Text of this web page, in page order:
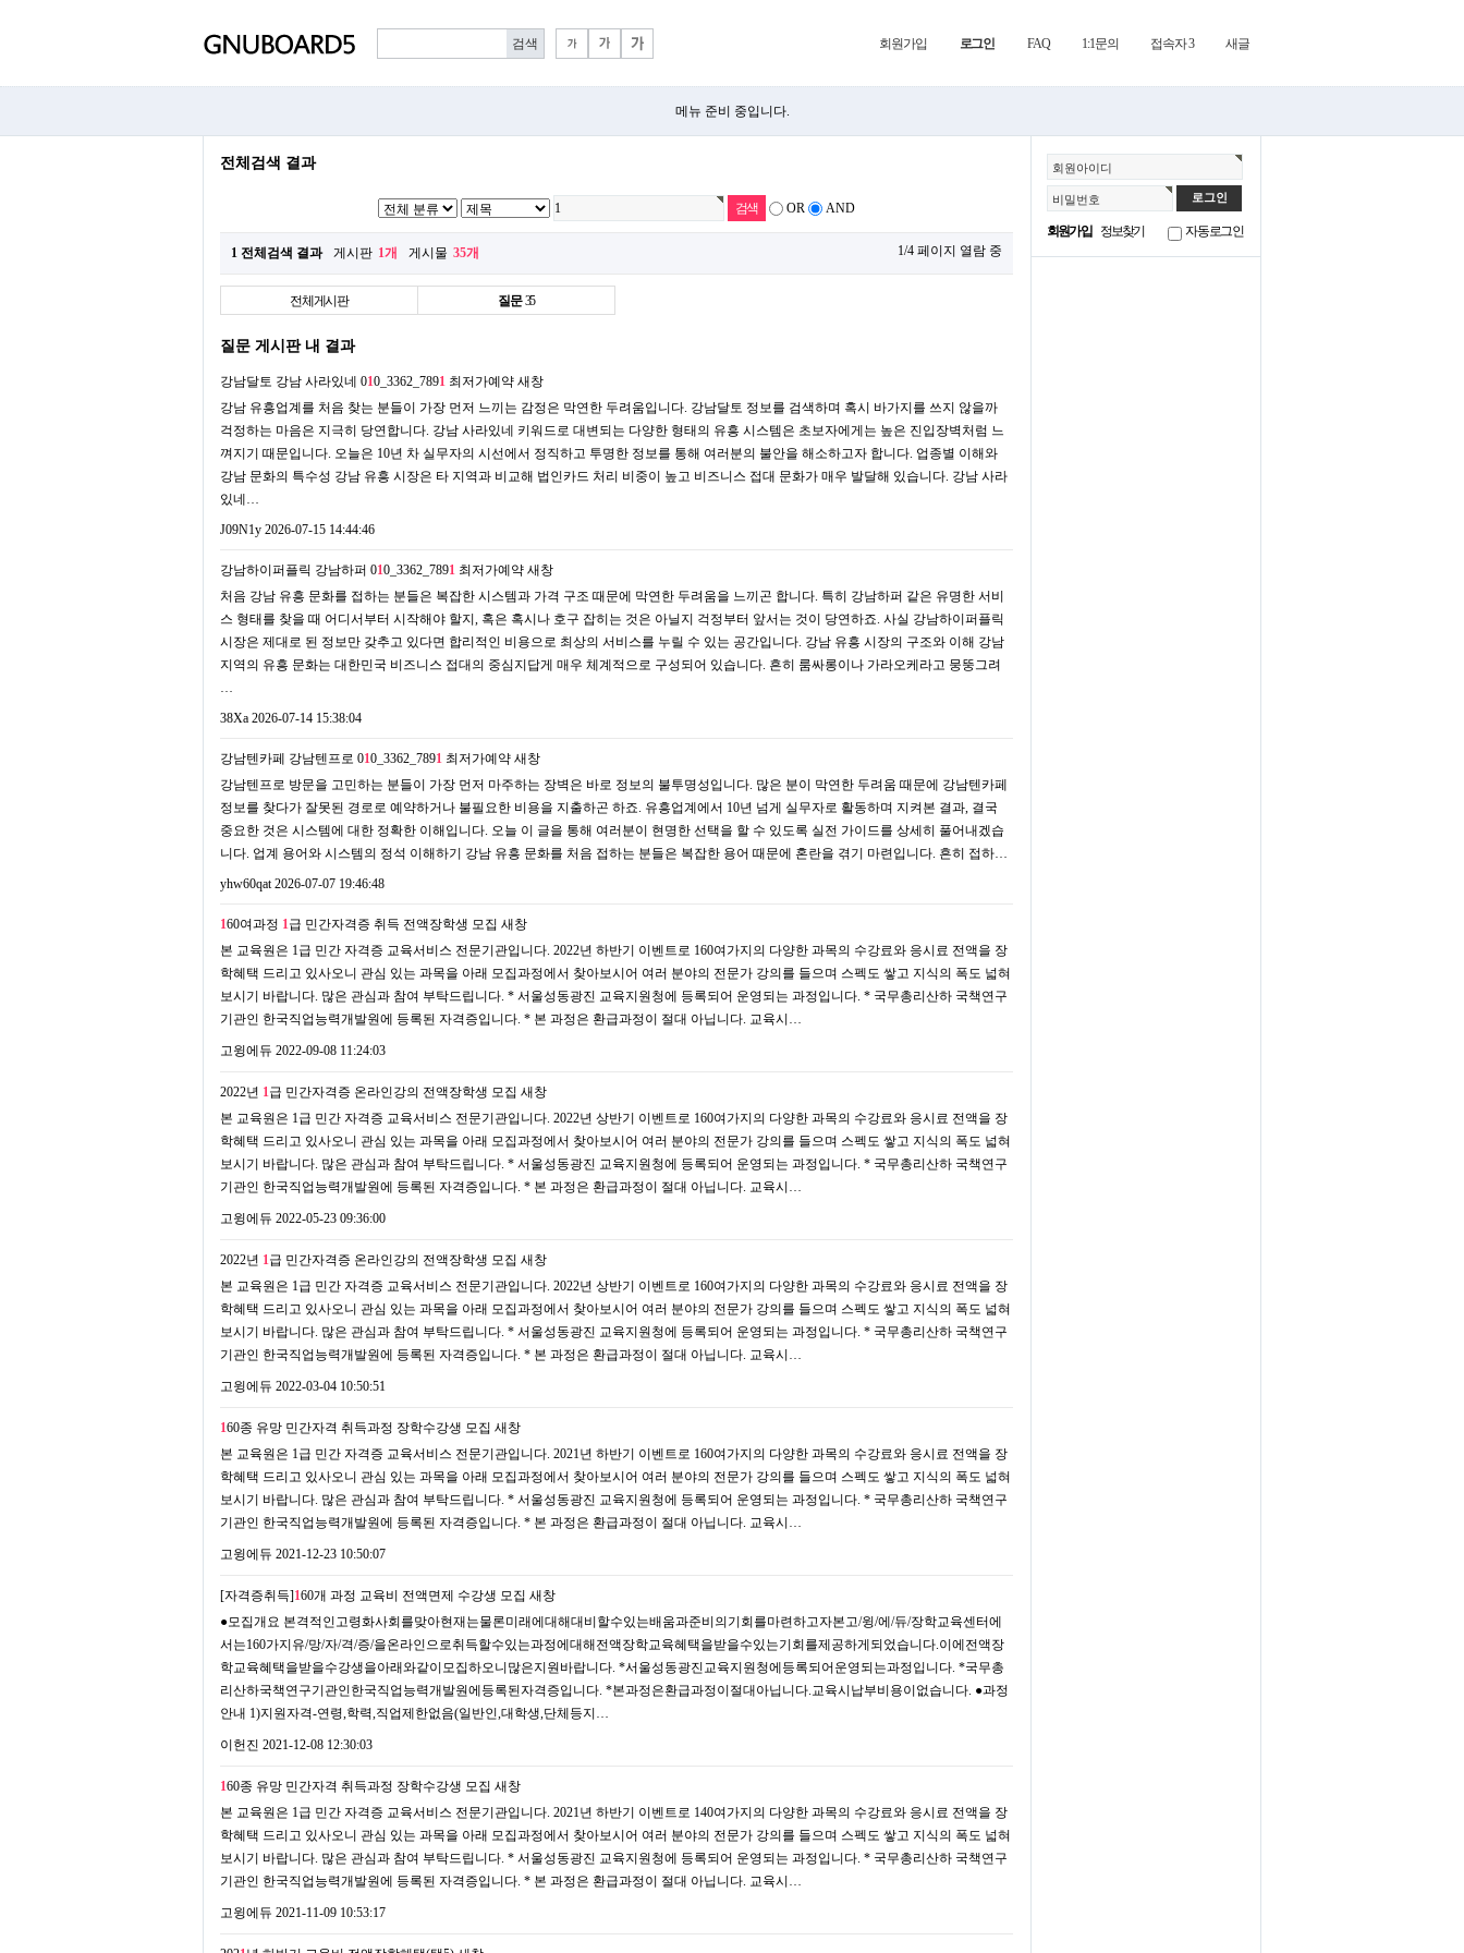
회원가입 로그인 FAQ 1:1문의 접속자 3 새글
메뉴 준비 중입니다.
회원아이디
비밀번호
회원가입 정보찾기 자동로그인
전체검색 결과
OR AND
1 전체검색 결과 게시판 1개 게시물 35개 1/4 페이지 열람 중
전체게시판 질문 35
질문 게시판 내 결과
강남달토 강남 사라있네 010_3362_7891 최저가예약 새창
강남 유흥업계를 처음 찾는 분들이 가장 먼저 느끼는 감정은 막연한 두려움입니다. 강남달토 정보를 검색하며 혹시 바가지를 쓰지 않을까
걱정하는 마음은 지극히 당연합니다. 강남 사라있네 키워드로 대변되는 다양한 형태의 유흥 시스템은 초보자에게는 높은 진입장벽처럼 느
껴지기 때문입니다. 오늘은 10년 차 실무자의 시선에서 정직하고 투명한 정보를 통해 여러분의 불안을 해소하고자 합니다. 업종별 이해와
강남 문화의 특수성 강남 유흥 시장은 타 지역과 비교해 법인카드 처리 비중이 높고 비즈니스 접대 문화가 매우 발달해 있습니다. 강남 사라
있네…
J09N1y 2026-07-15 14:44:46
강남하이퍼플릭 강남하퍼 010_3362_7891 최저가예약 새창
처음 강남 유흥 문화를 접하는 분들은 복잡한 시스템과 가격 구조 때문에 막연한 두려움을 느끼곤 합니다. 특히 강남하퍼 같은 유명한 서비
스 형태를 찾을 때 어디서부터 시작해야 할지, 혹은 혹시나 호구 잡히는 것은 아닐지 걱정부터 앞서는 것이 당연하죠. 사실 강남하이퍼플릭
시장은 제대로 된 정보만 갖추고 있다면 합리적인 비용으로 최상의 서비스를 누릴 수 있는 공간입니다. 강남 유흥 시장의 구조와 이해 강남
지역의 유흥 문화는 대한민국 비즈니스 접대의 중심지답게 매우 체계적으로 구성되어 있습니다. 흔히 룸싸롱이나 가라오케라고 뭉뚱그려
…
38Xa 2026-07-14 15:38:04
강남텐카페 강남텐프로 010_3362_7891 최저가예약 새창
강남텐프로 방문을 고민하는 분들이 가장 먼저 마주하는 장벽은 바로 정보의 불투명성입니다. 많은 분이 막연한 두려움 때문에 강남텐카페
정보를 찾다가 잘못된 경로로 예약하거나 불필요한 비용을 지출하곤 하죠. 유흥업계에서 10년 넘게 실무자로 활동하며 지켜본 결과, 결국
중요한 것은 시스템에 대한 정확한 이해입니다. 오늘 이 글을 통해 여러분이 현명한 선택을 할 수 있도록 실전 가이드를 상세히 풀어내겠습
니다. 업계 용어와 시스템의 정석 이해하기 강남 유흥 문화를 처음 접하는 분들은 복잡한 용어 때문에 혼란을 겪기 마련입니다. 흔히 접하…
yhw60qat2026-07-07 19:46:48
160여과정 1급 민간자격증 취득 전액장학생 모집 새창
본 교육원은 1급 민간 자격증 교육서비스 전문기관입니다. 2022년 하반기 이벤트로 160여가지의 다양한 과목의 수강료와 응시료 전액을 장
학혜택 드리고 있사오니 관심 있는 과목을 아래 모집과정에서 찾아보시어 여러 분야의 전문가 강의를 들으며 스펙도 쌓고 지식의 폭도 넓혀
보시기 바랍니다. 많은 관심과 참여 부탁드립니다. * 서울성동광진 교육지원청에 등록되어 운영되는 과정입니다. * 국무총리산하 국책연구
기관인 한국직업능력개발원에 등록된 자격증입니다. * 본 과정은 환급과정이 절대 아닙니다. 교육시…
고윙에듀 2022-09-08 11:24:03
2022년 1급 민간자격증 온라인강의 전액장학생 모집 새창
본 교육원은 1급 민간 자격증 교육서비스 전문기관입니다. 2022년 상반기 이벤트로 160여가지의 다양한 과목의 수강료와 응시료 전액을 장
학혜택 드리고 있사오니 관심 있는 과목을 아래 모집과정에서 찾아보시어 여러 분야의 전문가 강의를 들으며 스펙도 쌓고 지식의 폭도 넓혀
보시기 바랍니다. 많은 관심과 참여 부탁드립니다. * 서울성동광진 교육지원청에 등록되어 운영되는 과정입니다. * 국무총리산하 국책연구
기관인 한국직업능력개발원에 등록된 자격증입니다. * 본 과정은 환급과정이 절대 아닙니다. 교육시…
고윙에듀 2022-05-23 09:36:00
2022년 1급 민간자격증 온라인강의 전액장학생 모집 새창
본 교육원은 1급 민간 자격증 교육서비스 전문기관입니다. 2022년 상반기 이벤트로 160여가지의 다양한 과목의 수강료와 응시료 전액을 장
학혜택 드리고 있사오니 관심 있는 과목을 아래 모집과정에서 찾아보시어 여러 분야의 전문가 강의를 들으며 스펙도 쌓고 지식의 폭도 넓혀
보시기 바랍니다. 많은 관심과 참여 부탁드립니다. * 서울성동광진 교육지원청에 등록되어 운영되는 과정입니다. * 국무총리산하 국책연구
기관인 한국직업능력개발원에 등록된 자격증입니다. * 본 과정은 환급과정이 절대 아닙니다. 교육시…
고윙에듀 2022-03-04 10:50:51
160종 유망 민간자격 취득과정 장학수강생 모집 새창
본 교육원은 1급 민간 자격증 교육서비스 전문기관입니다. 2021년 하반기 이벤트로 160여가지의 다양한 과목의 수강료와 응시료 전액을 장
학혜택 드리고 있사오니 관심 있는 과목을 아래 모집과정에서 찾아보시어 여러 분야의 전문가 강의를 들으며 스펙도 쌓고 지식의 폭도 넓혀
보시기 바랍니다. 많은 관심과 참여 부탁드립니다. * 서울성동광진 교육지원청에 등록되어 운영되는 과정입니다. * 국무총리산하 국책연구
기관인 한국직업능력개발원에 등록된 자격증입니다. * 본 과정은 환급과정이 절대 아닙니다. 교육시…
고윙에듀 2021-12-23 10:50:07
[자격증취득]160개 과정 교육비 전액면제 수강생 모집 새창
●모집개요 본격적인고령화사회를맞아현재는물론미래에대해대비할수있는배움과준비의기회를마련하고자본고/윙/에/듀/장학교육센터에
서는160가지유/망/자/격/증/을온라인으로취득할수있는과정에대해전액장학교육혜택을받을수있는기회를제공하게되었습니다.이에전액장
학교육혜택을받을수강생을아래와같이모집하오니많은지원바랍니다. *서울성동광진교육지원청에등록되어운영되는과정입니다. *국무총
리산하국책연구기관인한국직업능력개발원에등록된자격증입니다. *본과정은환급과정이절대아닙니다.교육시납부비용이없습니다. ●과정
안내 1)지원자격-연령,학력,직업제한없음(일반인,대학생,단체등지…
이헌진 2021-12-08 12:30:03
160종 유망 민간자격 취득과정 장학수강생 모집 새창
본 교육원은 1급 민간 자격증 교육서비스 전문기관입니다. 2021년 하반기 이벤트로 140여가지의 다양한 과목의 수강료와 응시료 전액을 장
학혜택 드리고 있사오니 관심 있는 과목을 아래 모집과정에서 찾아보시어 여러 분야의 전문가 강의를 들으며 스펙도 쌓고 지식의 폭도 넓혀
보시기 바랍니다. 많은 관심과 참여 부탁드립니다. * 서울성동광진 교육지원청에 등록되어 운영되는 과정입니다. * 국무총리산하 국책연구
기관인 한국직업능력개발원에 등록된 자격증입니다. * 본 과정은 환급과정이 절대 아닙니다. 교육시…
고윙에듀 2021-11-09 10:53:17